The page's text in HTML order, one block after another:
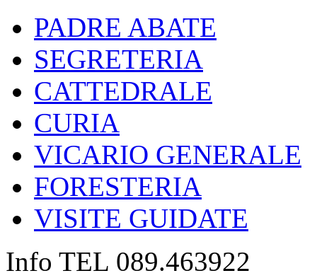
PADRE ABATE
SEGRETERIA
CATTEDRALE
CURIA
VICARIO GENERALE
FORESTERIA
VISITE GUIDATE
Info TEL 089.463922